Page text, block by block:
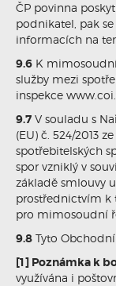
ČP povinna
podnikatel, pak
informacích na
9.6 K
služby mezi
inspekce
9.7 V souladu s
(EU) č. 524/2013
spotřebitelských
spor vzniklý v
základě smlouvy
prostřednictvím k
pro mimosoudní
9.8 Tyto
[1] Poznámka k
využívána i